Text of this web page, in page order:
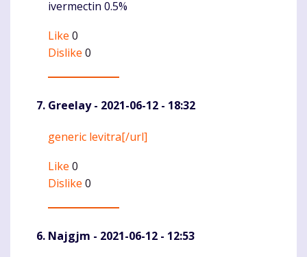
ivermectin 0.5%
Like 0
Dislike 0
Greelay- 2021-06-12 - 18:32
Komentaras
generic levitra[/url]
Like 0
Dislike 0
Najgjm - 2021-06-12 - 12:53